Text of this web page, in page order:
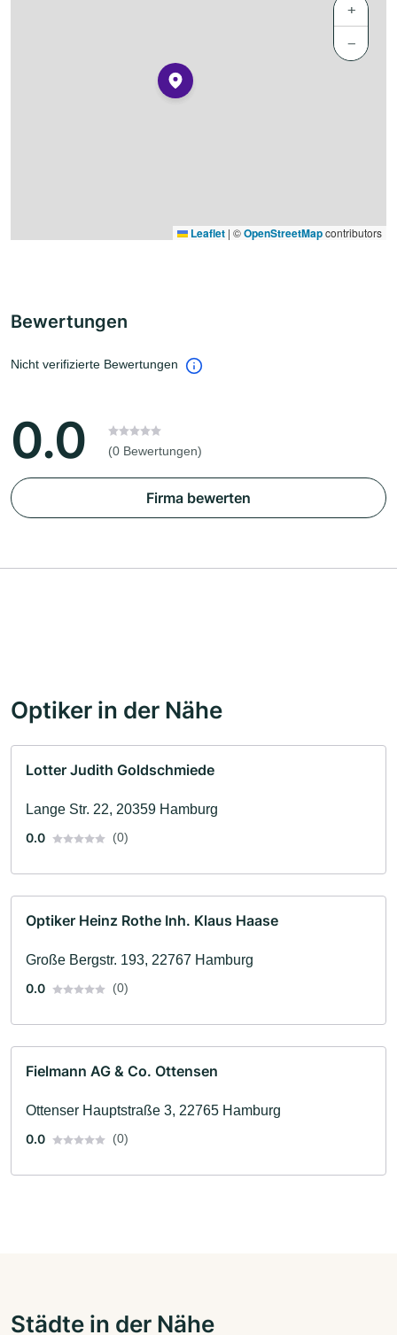
+
−
Leaflet | ©OpenStreetMapcontributors
Bewertungen
Nicht verifizierte Bewertungen
0.0 (0 Bewertungen)
Firma bewerten
Optiker in der Nähe
Lotter Judith Goldschmiede
Lange Str. 22, 20359 Hamburg
0.0
(0)
Optiker Heinz Rothe Inh. Klaus Haase
Große Bergstr. 193, 22767 Hamburg
0.0
(0)
Fielmann AG & Co. Ottensen
Ottenser Hauptstraße 3, 22765 Hamburg
0.0
(0)
Städte in der Nähe